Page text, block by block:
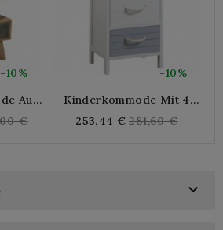
-10%
Aus
€
-10%
Kinderkommode Mit 4
253,44 € Regular
281,60 €
